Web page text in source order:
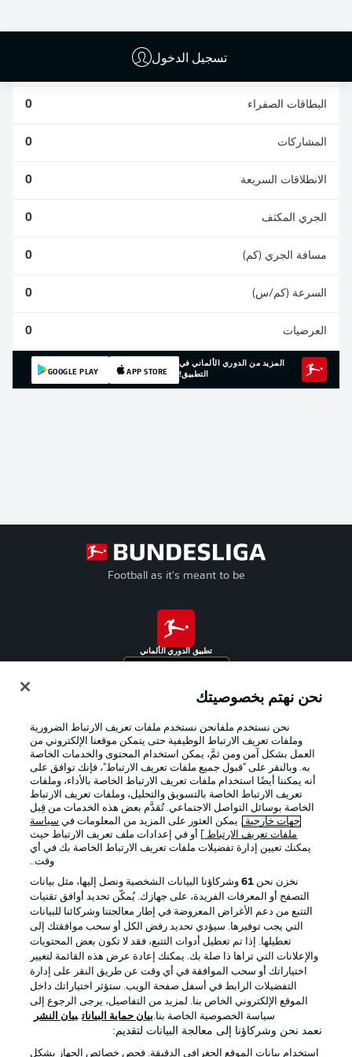
تسجيل الدخول
البطاقات الصفراء 0
المشاركات 0
الانطلاقات السريعة 0
الجري المكثف 0
مسافة الجري (كم) 0
السرعة (كم/س) 0
العرضيات 0
المزيد من الدوري الألماني في
التطبيق!
APP STORE
GOOGLE PLAY
Football as it's meant to be
تطبيق الدوري الألماني
Official Partners
الإخطارات القانونية
إدارة التفضيلات بيان الخصوصية
شروط الاستخدام القنوات الناقلة
الوظائف جهة النشر
تواصل معنا اللاعبون
نحن نهتم بخصوصيتك
نحن نستخدم ملفانحن نستخدم ملفات تعريف الارتباط الضرورية
وملفات تعريف الارتباط الوظيفية حتى يتمكن موقعنا الإلكتروني من
العمل بشكل آمن ومن ثمَّ، يمكن استخدام المحتوى والخدمات الخاصة
به. وبالنقر على "قبول جميع ملفات تعريف الارتباط"، فإنك توافق على
أنه يمكننا أيضًا استخدام ملفات تعريف الارتباط الخاصة بالأداء، وملفات
تعريف الارتباط الخاصة بالتسويق والتحليل، وملفات تعريف الارتباط
الخاصة بوسائل التواصل الاجتماعي. تُقدَّم بعض هذه الخدمات من قِبل
جهات خارجية . يمكن العثور على المزيد من المعلومات في سياسة
ملفات تعريف الارتباط
] أو في إعدادات ملف تعريف الارتباط حيث
يمكنك تعيين إدارة تفضيلات ملفات تعريف الارتباط الخاصة بك في أي
وقت..
نخزن نحن 61وشركاؤنا البيانات الشخصية ونصل إليها، مثل بيانات
التصفح أو المعرفات الفريدة، على جهازك. يُمكّن تحديد أوافق تقنيات
التتبع من دعم الأغراض المعروضة في إطار معالجتنا وشركائنا للبيانات
التي يجب توفيرها. سيؤدي تحديد رفض الكل أو سحب موافقتك إلى
تعطيلها. إذا تم تعطيل أدوات التتبع، فقد لا تكون بعض المحتويات
والإعلانات التي تراها ذا صلة بك. يمكنك إعادة عرض هذه القائمة لتغيير
اختياراتك أو سحب الموافقة في أي وقت عن طريق النقر على إدارة
التفضيلات الرابط في أسفل صفحة الويب. ستؤثر اختياراتك داخل
الموقع الإلكتروني الخاص بنا. لمزيد من التفاصيل، يرجى الرجوع إلى
سياسة الخصوصية الخاصة بنا.بيان حماية البيانات بيان النشر
نعمد نحن وشركاؤنا إلى معالجة البيانات لتقديم:
استخدام بيانات الموقع الجغرافي الدقيقة. فحص خصائص الجهاز بشكل